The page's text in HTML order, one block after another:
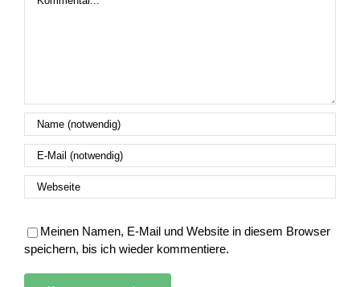
Meinen Namen, E-Mail und Website in diesem Browser
speichern, bis ich wieder kommentiere.